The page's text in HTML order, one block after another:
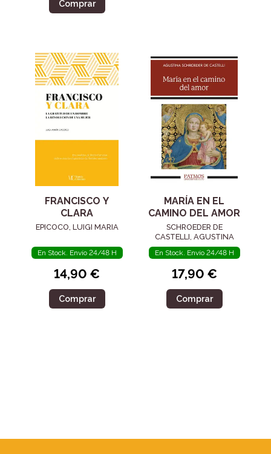
Comprar
FRANCISCO Y
CLARA
EPICOCO, LUIGI MARIA
En Stock. Envío 24/48 H
14,90 €
Comprar
MARÍA EN EL
CAMINO DEL AMOR
SCHROEDER DE
CASTELLI, AGUSTINA
En Stock. Envío 24/48 H
17,90 €
Comprar